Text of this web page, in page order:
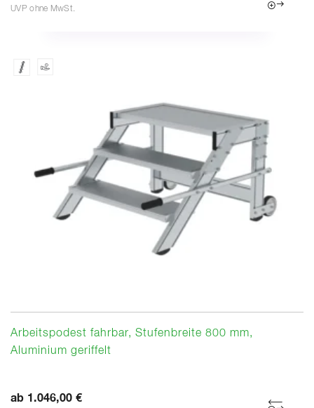
UVP ohne MwSt.
Arbeitspodest fahrbar, Stufenbreite 800 mm,
Aluminium geriffelt
ab 1.046,00 €